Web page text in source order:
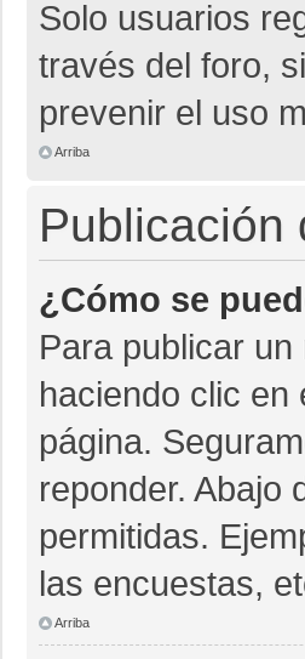
Solo usuarios
través del foro,
prevenir el uso
Arriba
Publicación
¿Cómo se
Para publicar
haciendo clic en
página.
reponder. Abajo
permitidas.
las encuestas,
Arriba